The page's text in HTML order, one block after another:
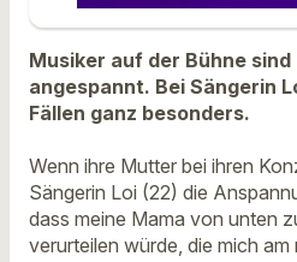
Musiker auf der Bühne
angespannt. Bei Sängerin
Fällen ganz besonders.
Wenn ihre Mutter bei ihren
Sängerin Loi (22) die
dass meine Mama von unten
verurteilen würde, die mich